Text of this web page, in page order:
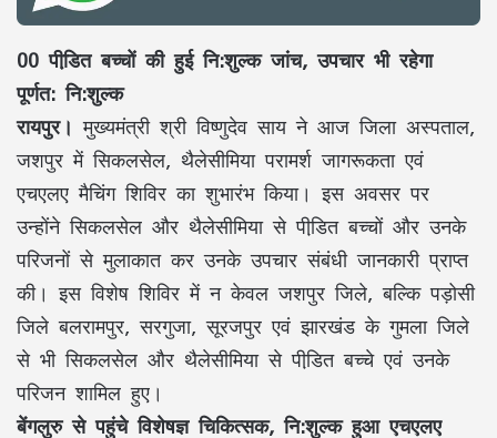
00 पीडि़त बच्चों की हुई नि:शुल्क जांच, उपचार भी रहेगा
पूर्णत: नि:शुल्क
रायपुर। मुख्यमंत्री श्री विष्णुदेव साय ने आज जिला अस्पताल,
जशपुर में सिकलसेल, थैलेसीमिया परामर्श जागरूकता एवं
एचएलए मैचिंग शिविर का शुभारंभ किया। इस अवसर पर
उन्होंने सिकलसेल और थैलेसीमिया से पीडि़त बच्चों और उनके
परिजनों से मुलाकात कर उनके उपचार संबंधी जानकारी प्राप्त
की। इस विशेष शिविर में न केवल जशपुर जिले, बल्कि पड़ोसी
जिले बलरामपुर, सरगुजा, सूरजपुर एवं झारखंड के गुमला जिले
से भी सिकलसेल और थैलेसीमिया से पीडि़त बच्चे एवं उनके
परिजन शामिल हुए।
बेंगलुरु से पहुंचे विशेषज्ञ चिकित्सक, नि:शुल्क हुआ एचएलए